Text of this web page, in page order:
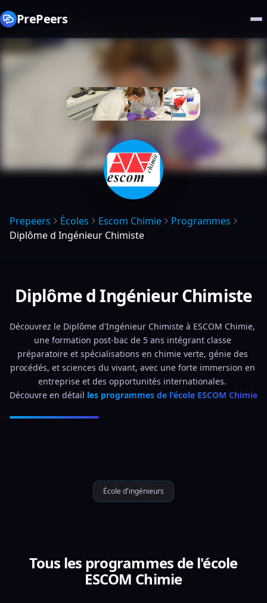
PrePeers
Prepeers Écoles Escom Chimie
Programmes
Diplôme d Ingénieur Chimiste
Diplôme d Ingénieur Chimiste
Découvrez le Diplôme d'Ingénieur Chimiste à ESCOM Chimie,
une formation post-bac de 5 ans intégrant classe
préparatoire et spécialisations en chimie verte, génie des
procédés, et sciences du vivant, avec une forte immersion en
entreprise et des opportunités internationales.
Découvre en détail les programmes de l'école ESCOM Chimie
École d'ingénieurs
Tous les programmes de l'école
ESCOM Chimie